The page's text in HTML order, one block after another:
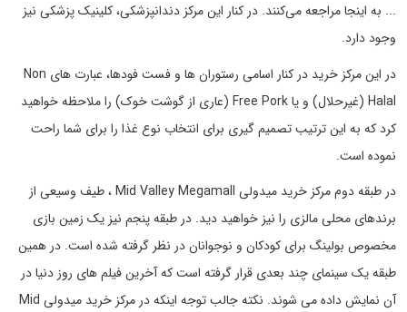
... به اینجا مراجعه می‌کنند. در کنار این مرکز دندانپزشکی، کلینیک پزشکی نیز
وجود دارد.
در این مرکز خرید در کنار اسامی رستوران ها و فست فودها، عبارت های Non
Halal (غیرحلال) و یا Free Pork (عاری از گوشت خوک) را ملاحظه خواهید
کرد که به این ترتیب تصمیم گیری برای انتخاب نوع غذا را برای شما راحت
نموده است.
در طبقه دوم مرکز خرید میدولی Mid Valley Megamall ، طیف وسیعی از
برندهای محلی مالزی را نیز خواهید دید. در طبقه پنجم نیز یک زمین بازی
مخصوص بولینگ برای کودکان و نوجوانان در نظر گرفته شده است. در همین
طبقه یک سینمای چند بعدی قرار گرفته است که آخرین فیلم های روز دنیا در
آن نمایش داده می شوند. نکته جالب توجه اینکه در مرکز خرید میدولی Mid